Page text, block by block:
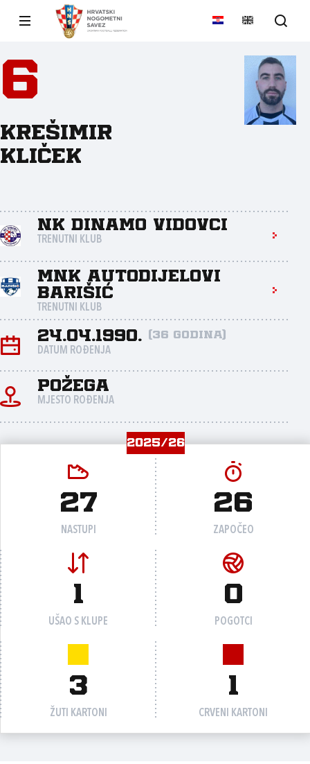
6
Krešimir
Kliček
NK Dinamo Vidovci
TRENUTNI KLUB
MNK Autodijelovi
Barišić
TRENUTNI KLUB
24.04.1990. (36 godina)
DATUM ROĐENJA
Požega
MJESTO ROĐENJA
2025/26
27
NASTUPI
26
ZAPOČEO
1
UŠAO S KLUPE
0
POGOTCI
3
ŽUTI KARTONI
1
CRVENI KARTONI